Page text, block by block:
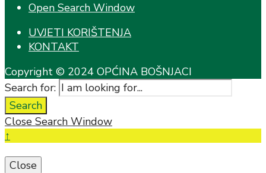
Open Search Window
UVJETI KORIŠTENJA
KONTAKT
Copyright © 2024 OPĆINA BOŠNJACI
Search for:
Search
Close Search Window
↑
Close